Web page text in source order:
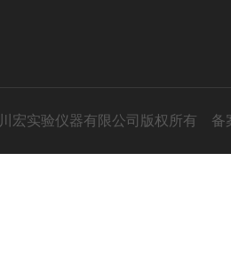
宏实验仪器有限公司版权所有 备